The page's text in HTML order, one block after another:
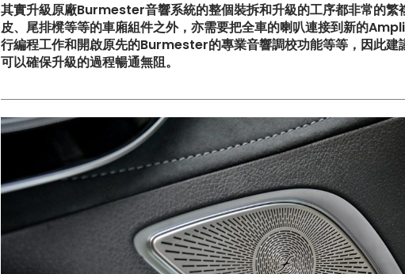
其實升級原廠Burmester音響系統的整個裝拆和升級的工序都非常的繁
皮、尾排櫈等等的車廂組件之外，亦需要把全車的喇叭連接到新的
行編程工作和開啟原先的Burmester的專業音響調校功能等等，因此
可以確保升級的過程暢通無阻。
【再向經典致敬!! Suzuki Jimny XL化
身迷你G-Class】
Type-R FL5?!】
【電車買鈴有什麼要注意!! 承重能力
好重要!!】
【真正碳為觀止!!
級攻略】
Instagram Reels】
【全球限量一部!!
Project Kilo升級攻略】